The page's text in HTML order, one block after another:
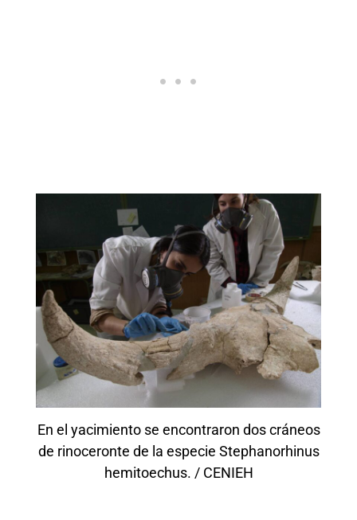
En el yacimiento se encontraron dos cráneos
de rinoceronte de la especie Stephanorhinus
hemitoechus. / CENIEH